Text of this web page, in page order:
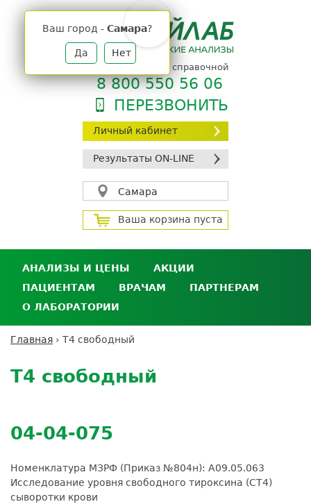
Личный кабинет
Результаты ON-LINE
Самара
Ваш город - Самара?
Да Нет
Ваша корзина пуста
телефон единой справочной
8 800 550 56 06
ПЕРЕЗВОНИТЬ
АНАЛИЗЫ И ЦЕНЫ
Анализы и цены
Где сдать анализы
Выезд на дом
Расшифровка анализов
АКЦИИ
ПАЦИЕНТАМ
Личный кабинет пациента
Дисконтная программа
Обратная связь
Налоговый вычет
ВРАЧАМ
Сотрудничество
лабораторию
ПАРТНЕРАМ
кабинет
О ЛАБОРАТОРИИ
Вакансии
здесь
Главная › Т4 свободный
to
top
Т4 свободный
04-04-075
Номенклатура МЗРФ (Приказ №804н): A09.05.063
Исследование уровня свободного тироксина (СТ4)
сыворотки крови